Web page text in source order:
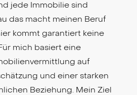
jede Immobilie sind
das macht meinen Beruf
kommt garantiert keine
mich basiert eine
auf
und einer starken
Beziehung. Mein Ziel